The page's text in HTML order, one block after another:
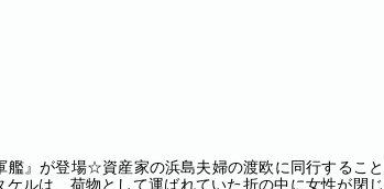
艦』が登場☆資産家の浜島夫婦の渡欧に同行するこ
ルは、荷物として運ばれていた折の中に女性が閉